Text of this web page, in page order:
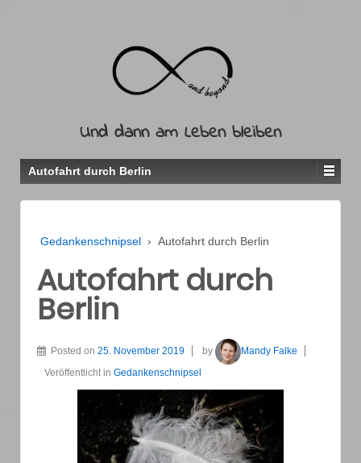
Und dann am Leben bleiben
Autofahrt durch Berlin
Gedankenschnipsel › Autofahrt durch Berlin
Autofahrt durch
Berlin
Posted on 25. November 2019 by
Mandy Falke
Veröffentlicht in Gedankenschnipsel